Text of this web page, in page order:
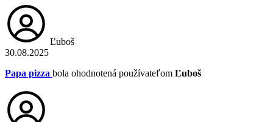
Ľuboš
30.08.2025
Papa pizza bola ohodnotená používateľom Ľuboš